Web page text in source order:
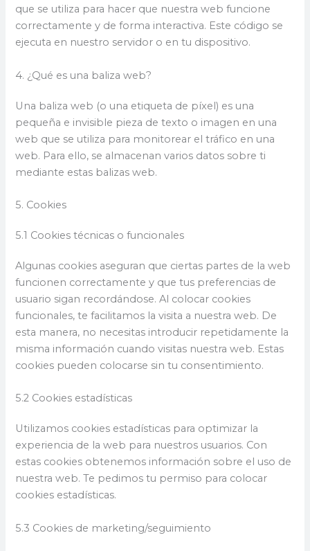
que se utiliza para hacer que nuestra web funcione
correctamente y de forma interactiva. Este código se
ejecuta en nuestro servidor o en tu dispositivo.
4. ¿Qué es una baliza web?
Una baliza web (o una etiqueta de píxel) es una
pequeña e invisible pieza de texto o imagen en una
web que se utiliza para monitorear el tráfico en una
web. Para ello, se almacenan varios datos sobre ti
mediante estas balizas web.
5. Cookies
5.1 Cookies técnicas o funcionales
Algunas cookies aseguran que ciertas partes de la web
funcionen correctamente y que tus preferencias de
usuario sigan recordándose. Al colocar cookies
funcionales, te facilitamos la visita a nuestra web. De
esta manera, no necesitas introducir repetidamente la
misma información cuando visitas nuestra web. Estas
cookies pueden colocarse sin tu consentimiento.
5.2 Cookies estadísticas
Utilizamos cookies estadísticas para optimizar la
experiencia de la web para nuestros usuarios. Con
estas cookies obtenemos información sobre el uso de
nuestra web. Te pedimos tu permiso para colocar
cookies estadísticas.
5.3 Cookies de marketing/seguimiento